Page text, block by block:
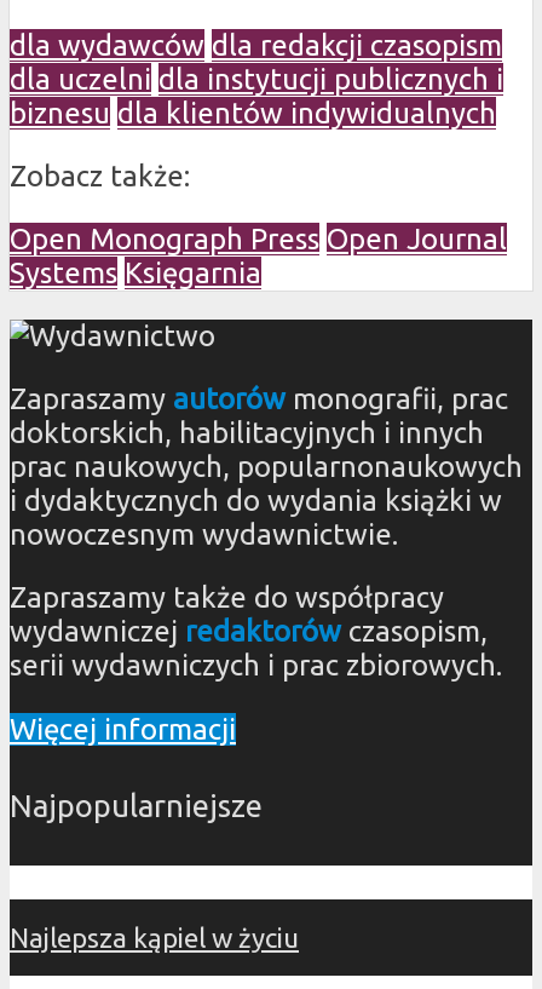
dla wydawców dla redakcji czasopism
dla uczelni dla instytucji publicznych i
biznesu dla klientów indywidualnych
Zobacz także:
Open Monograph Press Open Journal
Systems Księgarnia
Zapraszamy autorówmonografii, prac
doktorskich, habilitacyjnych i innych
prac naukowych, popularnonaukowych
i dydaktycznych do wydania książki w
nowoczesnym wydawnictwie.
Zapraszamy także do współpracy
wydawniczej redaktorówczasopism,
serii wydawniczych i prac zbiorowych.
Więcej informacji
Najpopularniejsze
Najlepsza kąpiel w życiu